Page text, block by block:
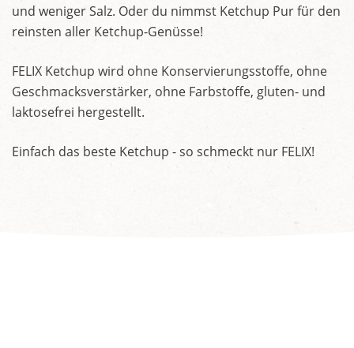
und weniger Salz. Oder du nimmst Ketchup Pur für den
reinsten aller Ketchup-Genüsse!
FELIX Ketchup wird ohne Konservierungsstoffe, ohne
Geschmacksverstärker, ohne Farbstoffe, gluten- und
laktosefrei hergestellt.
Einfach das beste Ketchup - so schmeckt nur FELIX!